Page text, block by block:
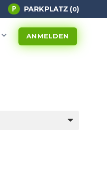
PARKPLATZ (0)
ANMELDEN